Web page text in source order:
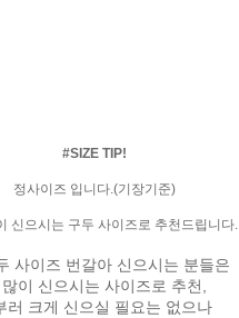
#SIZE TIP!
정사이즈 입니다.(기장기준)
신으시는 구두 사이즈로 추천드립니다.
사이즈 번갈아 신으시는 분들은
많이 신으시는 사이즈로 추천,
러 크게 신으실 필요는 없으나